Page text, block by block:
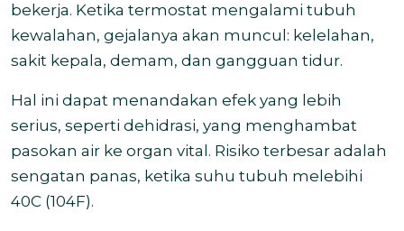
bekerja. Ketika termostat mengalami tubuh
kewalahan, gejalanya akan muncul: kelelahan,
sakit kepala, demam, dan gangguan tidur.
Hal ini dapat menandakan efek yang lebih
serius, seperti dehidrasi, yang menghambat
pasokan air ke organ vital. Risiko terbesar adalah
sengatan panas, ketika suhu tubuh melebihi
40C (104F).